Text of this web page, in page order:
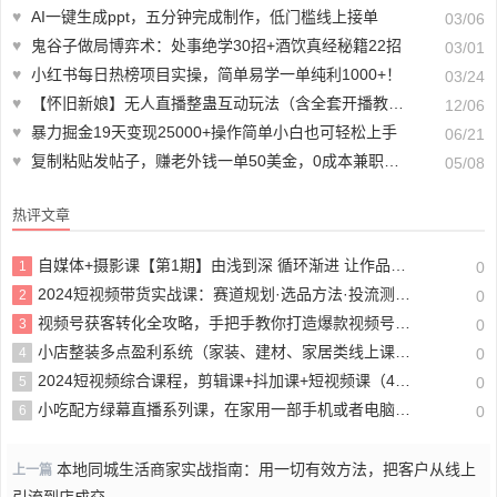
♥ AI一键生成ppt，五分钟完成制作，低门槛线上接单
03/06
♥
鬼谷子做局博弈术：处事绝学30招+酒饮真经秘籍22招
03/01
♥ 小红书每日热榜项目实操，简单易学一单纯利1000+！
03/24
♥
【怀旧新娘】无人直播整蛊互动玩法（含全套开播教程+软件+视频素材+音效）
12/06
♥ 暴力掘金19天变现25000+操作简单小白也可轻松上手
06/21
♥ 复制粘贴发帖子，赚老外钱一单50美金，0成本兼职副业 05/08
热评文章
1 自媒体+摄影课【第1期】由浅到深 循环渐进 让作品刷爆 各大社交平台（17节) 0
2 2024短视频带货实战课：赛道规划·选品方法·投流测品·放量玩法·流量规划 0
3 视频号获客转化全攻略，手把手教你打造爆款视频号（19节课） 0
4 小店整装多点盈利系统（家装、建材、家居类线上课程）揭秘400平小店年产值5000万 0
5 2024短视频综合课程，剪辑课+抖加课+短视频课（48节） 0
6 小吃配方绿幕直播系列课，在家用一部手机或者电脑也能创收（14节课） 0
上一篇 本地同城生活商家实战指南：用一切有效方法，把客户从线上